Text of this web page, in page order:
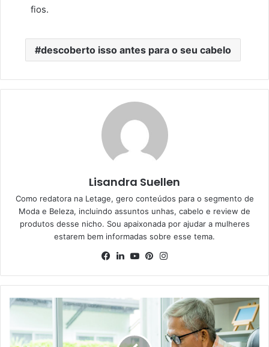
fios.
descoberto isso antes para o seu cabelo
Lisandra Suellen
Como redatora na Letage, gero conteúdos para o segmento de
Moda e Beleza, incluindo assuntos unhas, cabelo e review de
produtos desse nicho. Sou apaixonada por ajudar a mulheres
estarem bem informadas sobre esse tema.
Facebook
Linkedin
YouTubePinterest